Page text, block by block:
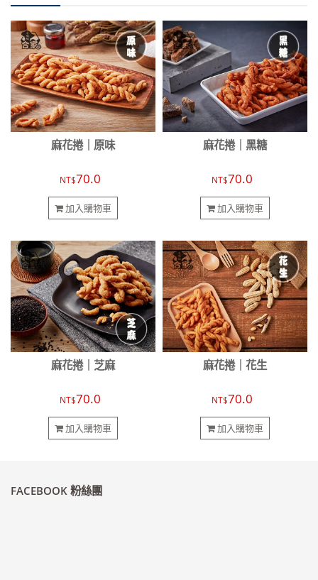
麻花捲｜原味
NT$70.0
加入購物車
麻花捲｜黑糖
NT$70.0
加入購物車
麻花捲｜芝麻
NT$70.0
加入購物車
麻花捲｜花生
NT$70.0
加入購物車
FACEBOOK 粉絲團